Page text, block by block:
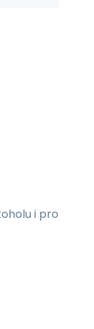
i pro